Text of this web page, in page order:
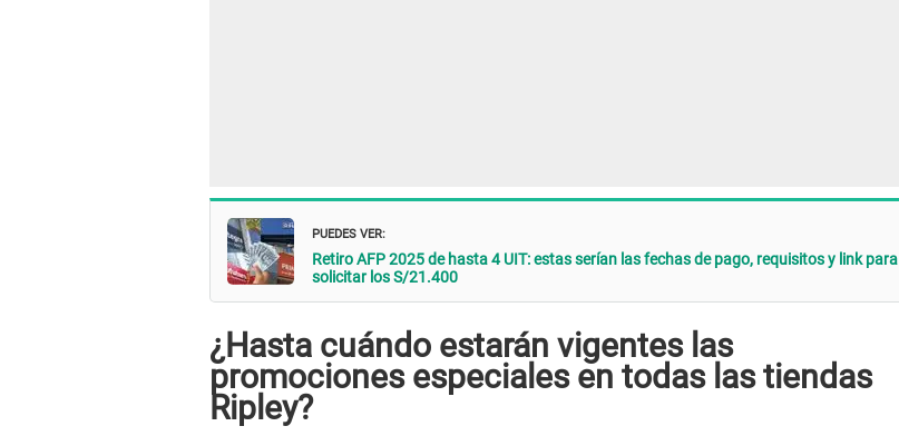
PUEDES VER:
Retiro AFP 2025 de hasta 4 UIT: estas serían las fechas de pago, requisitos y link para
solicitar los S/21.400
¿Hasta cuándo estarán vigentes las
promociones especiales en todas las tiendas
Ripley?